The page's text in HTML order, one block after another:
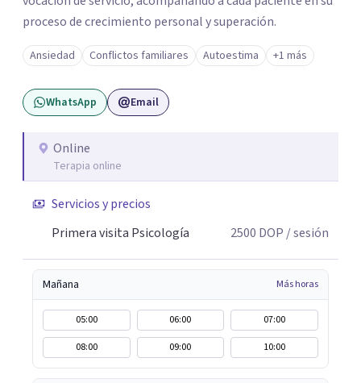
proceso de crecimiento personal y superación.
Ansiedad Conflictos familiares Autoestima +1 más
WhatsApp Email
Online
Terapia online
Servicios y precios
Primera visita Psicología
2500 DOP / sesión
Mañana Más horas
05:00 06:00
07:00
08:00
09:00 10:00